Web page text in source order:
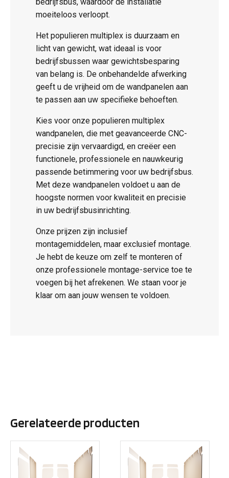
moeiteloos verloopt.
Het populieren multiplex is duurzaam en
licht van gewicht, wat ideaal is voor
bedrijfsbussen waar gewichtsbesparing
van belang is. De onbehandelde afwerking
geeft u de vrijheid om de wandpanelen aan
te passen aan uw specifieke behoeften.
Kies voor onze populieren multiplex
wandpanelen, die met geavanceerde CNC-
precisie zijn vervaardigd, en creëer een
functionele, professionele en nauwkeurig
passende betimmering voor uw bedrijfsbus.
Met deze wandpanelen voldoet u aan de
hoogste normen voor kwaliteit en precisie
in uw bedrijfsbusinrichting.
Onze prijzen zijn inclusief
montagemiddelen, maar exclusief montage.
Je hebt de keuze om zelf te monteren of
onze professionele montage-service toe te
voegen bij het afrekenen. We staan voor je
klaar om aan jouw wensen te voldoen.
Gerelateerde producten
product
product